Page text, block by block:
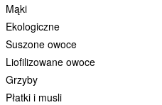
Mąki
Ekologiczne
Suszone owoce
Liofilizowane owoce
Grzyby
Płatki i musli